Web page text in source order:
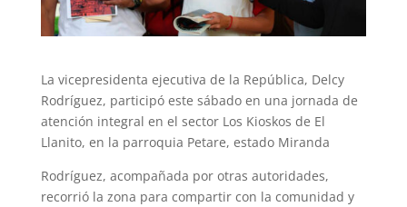
La vicepresidenta ejecutiva de la República, Delcy
Rodríguez, participó este sábado en una jornada de
atención integral en el sector Los Kioskos de El
Llanito, en la parroquia Petare, estado Miranda
Rodríguez, acompañada por otras autoridades,
recorrió la zona para compartir con la comunidad y